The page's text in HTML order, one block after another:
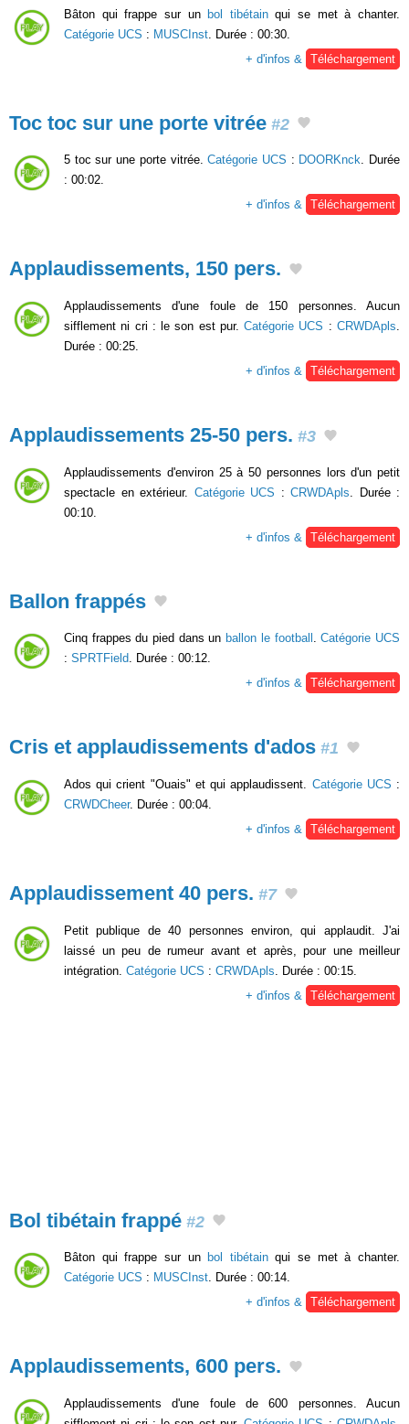
Bâton qui frappe sur unbol tibétainqui se met à chanter.
Catégorie UCS : MUSCInst . Durée : 00:30.
+ d'infos &
Téléchargement
Toc toc sur une porte vitrée #2
5 toc sur une porte vitrée.Catégorie UCS : DOORKnck. Durée
: 00:02.
+ d'infos & Téléchargement
Applaudissements, 150 pers.
Applaudissements d'une foule de 150 personnes. Aucun
sifflement ni cri : le son est pur.Catégorie UCS :CRWDApls
Durée : 00:25.
+ d'infos &
Téléchargement
Applaudissements 25-50 pers. #3
Applaudissements d'environ 25 à 50 personnes lors d'un petit
spectacle en extérieur. Catégorie UCS : CRWDApls . Durée :
00:10.
+ d'infos &
Téléchargement
Ballon frappés
Cinq frappes du pied dans un ballon le football .Catégorie UCS
: SPRTField. Durée : 00:12.
+ d'infos & Téléchargement
Cris et applaudissements d'ados #1
Ados qui crient "Ouais" et qui applaudissent. Catégorie UCS :
CRWDCheer. Durée : 00:04.
+ d'infos &
Téléchargement
Applaudissement 40 pers. #7
Petit publique de 40 personnes environ, qui applaudit. J'ai
laissé un peu de rumeur avant et après, pour une meilleur
intégration. Catégorie UCS : CRWDApls . Durée : 00:15.
+ d'infos &
Téléchargement
Bol tibétain frappé #2
Bâton qui frappe sur un bol tibétainqui se met à chanter.
Catégorie UCS : MUSCInst. Durée : 00:14.
+ d'infos & Téléchargement
Applaudissements, 600 pers.
Applaudissements d'une foule de 600 personnes. Aucun